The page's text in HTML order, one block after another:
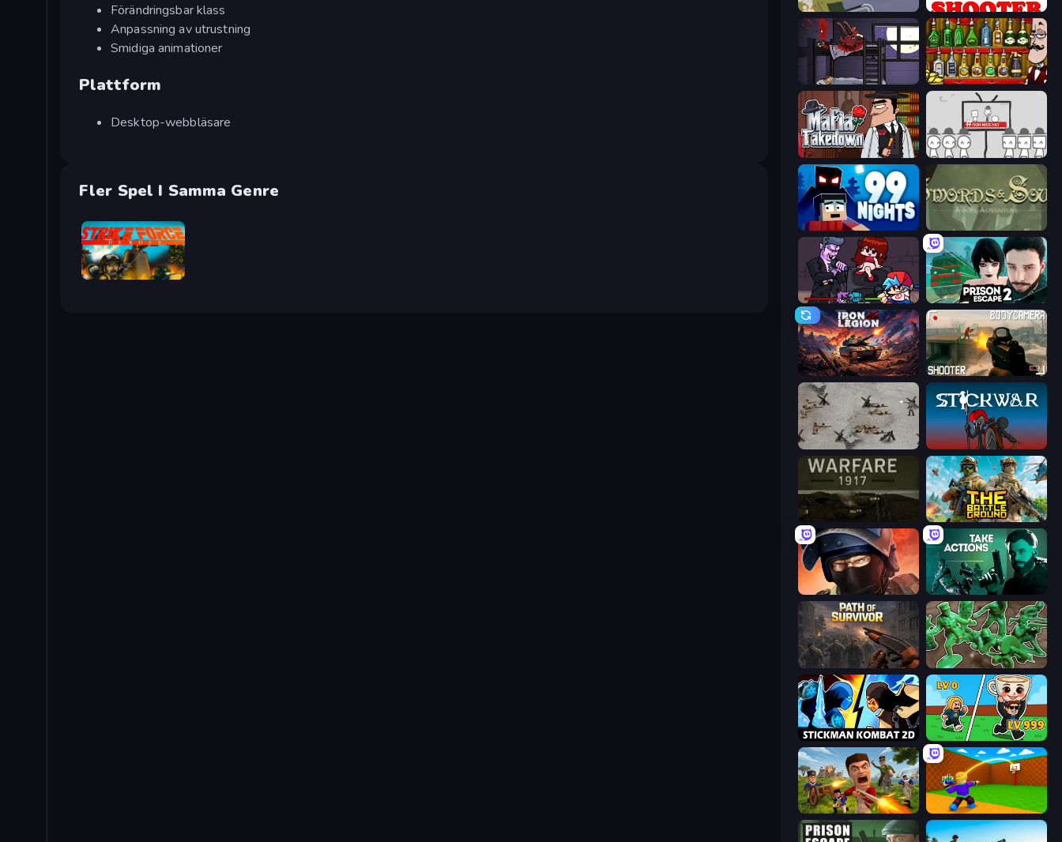
Förändringsbar klass
Anpassning av utrustning
Smidiga animationer
Plattform
Desktop-webbläsare
Fler Spel I Samma Genre
Strike Force Heroes
Happy Wheels Apple Shooter
The Visitor Bartender The Right Mix
Mafia Takedown We Become What We Behold
99 Nights (Bloxd.io) Swords & Souls
Friday Night Funkin' Prison Escape 2
Iron Legion BodyCamera Shooter
Warfare 1944 Stick War
Warfare 1917 The Battleground
Bullet Force Take Actions
Path of Survivor Soldiers - Capture and Control!
Stickman Kombat 2D Brainrot Arena Online
Redcoats.io Throw a Lucky Block